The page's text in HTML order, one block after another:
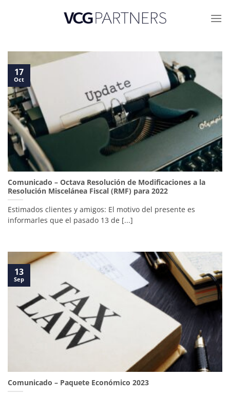
Comunicado – Octava Resolución de Modificaciones a la
Resolución Miscelánea Fiscal (RMF) para 2022
Estimados clientes y amigos: El motivo del presente es
informarles que el pasado 13 de [...]
17
Oct
Comunicado – Paquete Económico 2023
13
Sep